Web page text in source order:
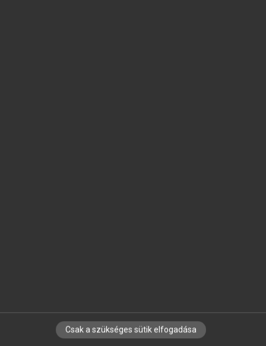
IRATKOZZ FEL HÍRLEVELÜNKRE!
Csak a szükséges sütik elfogadása